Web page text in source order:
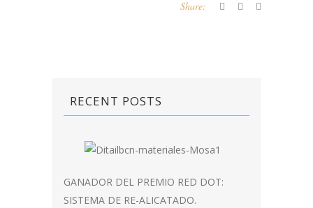
Share:
RECENT POSTS
GANADOR DEL PREMIO RED DOT:
SISTEMA DE RE-ALICATADO.